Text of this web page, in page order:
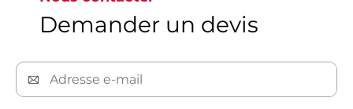
Demander un devis